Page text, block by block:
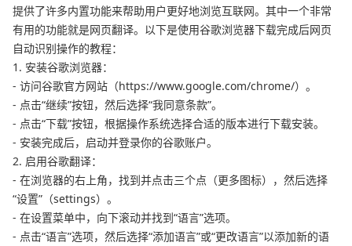
提供了许多内置功能来帮助用户更好地浏览互联网。其中一个非常
有用的功能就是网页翻译。以下是使用谷歌浏览器下载完成后网页
自动识别操作的教程：
1. 安装谷歌浏览器：
- 访问谷歌官方网站（https://www.google.com/chrome/）。
- 点击“继续”按钮，然后选择“我同意条款”。
- 点击“下载”按钮，根据操作系统选择合适的版本进行下载安装。
- 安装完成后，启动并登录你的谷歌账户。
2. 启用谷歌翻译：
- 在浏览器的右上角，找到并点击三个点（更多图标），然后选择
“设置”（settings）。
- 在设置菜单中，向下滚动并找到“语言”选项。
- 点击“语言”选项，然后选择“添加语言”或“更改语言”以添加新的语